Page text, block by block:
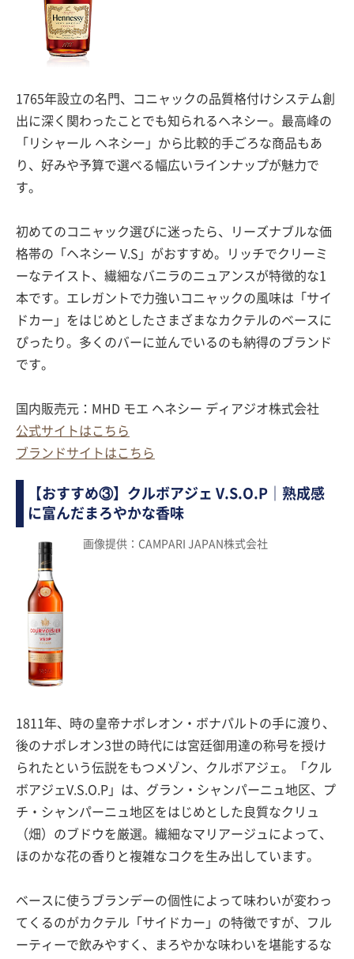
1765年設立の名門、コニャックの品質格付けシステム創
出に深く関わったことでも知られるヘネシー。最高峰の
「リシャール ヘネシー」から比較的手ごろな商品もあ
り、好みや予算で選べる幅広いラインナップが魅力で
す。
初めてのコニャック選びに迷ったら、リーズナブルな価
格帯の「ヘネシー V.S」がおすすめ。リッチでクリーミ
ーなテイスト、繊細なバニラのニュアンスが特徴的な1
本です。エレガントで力強いコニャックの風味は「サイ
ドカー」をはじめとしたさまざまなカクテルのベースに
ぴったり。多くのバーに並んでいるのも納得のブランド
です。
国内販売元：MHD モエ ヘネシー ディアジオ株式会社
公式サイトはこちら
ブランドサイトはこちら
【おすすめ③】クルボアジェ V.S.O.P｜熟成感
に富んだまろやかな香味
画像提供：CAMPARI JAPAN株式会社
1811年、時の皇帝ナポレオン・ボナパルトの手に渡り、
後のナポレオン3世の時代には宮廷御用達の称号を授け
られたという伝説をもつメゾン、クルボアジェ。「クル
ボアジェV.S.O.P」は、グラン・シャンパーニュ地区、プ
チ・シャンパーニュ地区をはじめとした良質なクリュ
（畑）のブドウを厳選。繊細なマリアージュによって、
ほのかな花の香りと複雑なコクを生み出しています。
ベースに使うブランデーの個性によって味わいが変わっ
てくるのがカクテル「サイドカー」の特徴ですが、フル
ーティーで飲みやすく、まろやかな味わいを堪能するな